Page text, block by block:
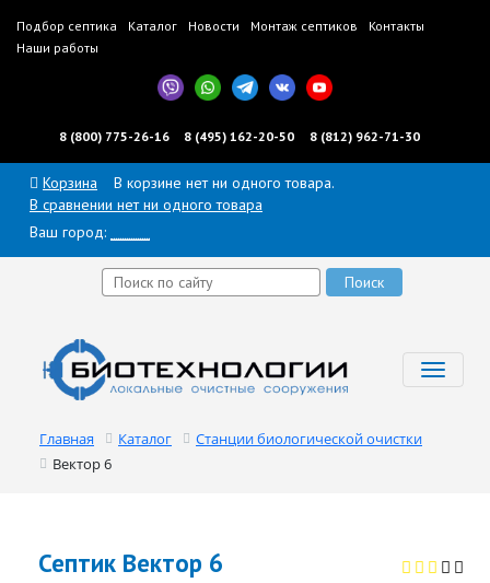
Подбор септика Каталог Новости Монтаж септиков
Контакты
Наши работы
8 (800) 775-26-16 8 (495) 162-20-50 8 (812) 962-71-30
Корзина
В корзине нет ни одного товара.
В сравнении нет ни одного товара
Ваш город:
Главная Каталог
Станции биологической очистки
Вектор 6
Септик Вектор 6